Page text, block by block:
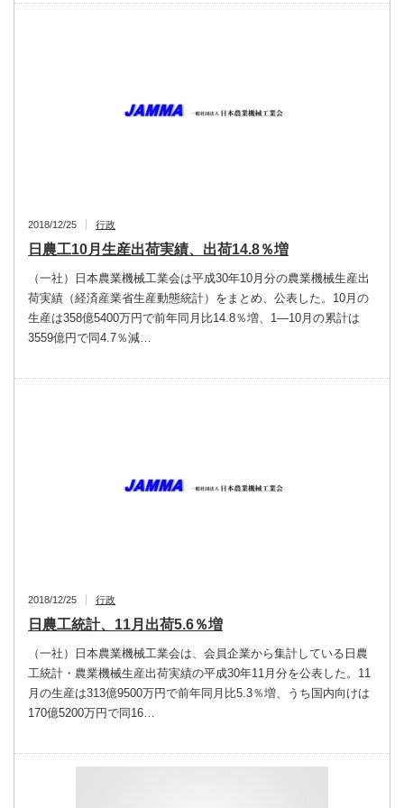
2018/12/25 行政
日農工10月生産出荷実績、出荷14.8％増
（一社）日本農業機械工業会は平成30年10月分の農業機械生産出
荷実績（経済産業省生産動態統計）をまとめ、公表した。10月の
生産は358億5400万円で前年同月比14.8％増、1―10月の累計は
3559億円で同4.7％減…
2018/12/25 行政
日農工統計、11月出荷5.6％増
（一社）日本農業機械工業会は、会員企業から集計している日農
工統計・農業機械生産出荷実績の平成30年11月分を公表した。11
月の生産は313億9500万円で前年同月比5.3％増、うち国内向けは
170億5200万円で同16…